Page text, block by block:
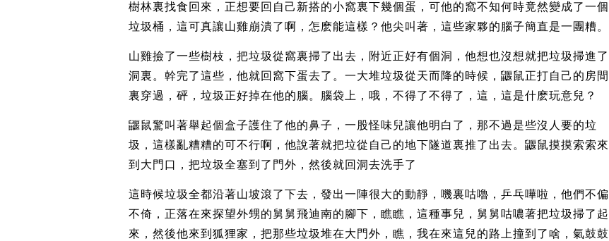
樹林裏找食回來，正想要回自己新搭的小窩裏下幾個蛋，可他的窩不知何時竟然變成了一個
垃圾桶，這可真讓山雞崩潰了啊，怎麽能這樣？他尖叫著，這些家夥的腦子簡直是一團糟。
山雞撿了一些樹枝，把垃圾從窩裏掃了出去，附近正好有個洞，他想也沒想就把垃圾掃進了
洞裏。幹完了這些，他就回窩下蛋去了。一大堆垃圾從天而降的時候，鼴鼠正打自己的房間
裏穿過，砰，垃圾正好掉在他的腦。腦袋上，哦，不得了不得了，這，這是什麽玩意兒？
鼴鼠驚叫著舉起個盒子護住了他的鼻子，一股怪味兒讓他明白了，那不過是些沒人要的垃
圾，這樣亂糟糟的可不行啊，他說著就把垃從自己的地下隧道裏推了出去。鼴鼠摸摸索索來
到大門口，把垃圾全塞到了門外，然後就回洞去洗手了
這時候垃圾全都沿著山坡滾了下去，發出一陣很大的動靜，嘰裏咕嚕，乒乓嘩啦，他們不偏
不倚，正落在來探望外甥的舅舅飛迪南的腳下，瞧瞧，這種事兒，舅舅咕噥著把垃圾掃了起
來，然後他來到狐狸家，把那些垃圾堆在大門外，瞧，我在來這兒的路上撞到了啥，氣鼓鼓